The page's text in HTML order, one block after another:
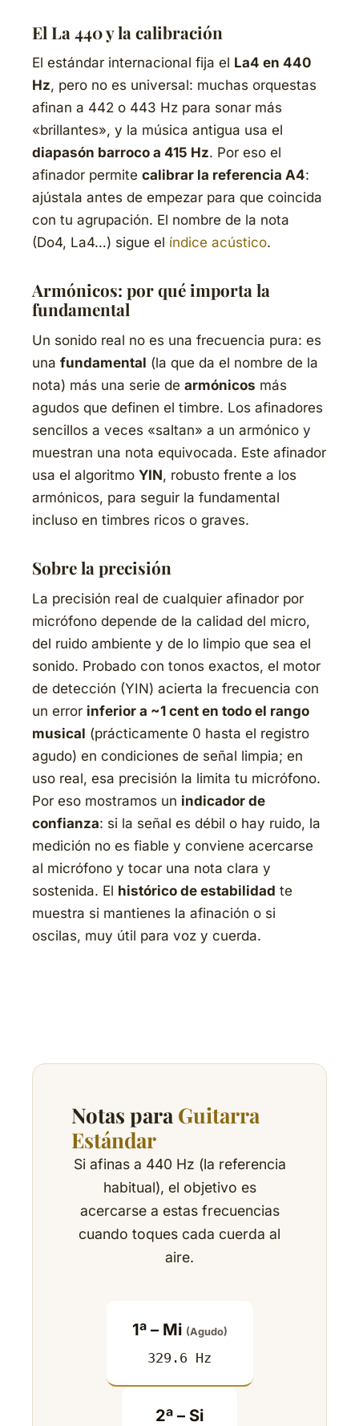
El La 440 y la calibración
El estándar internacional fija el La4 en 440
Hz, pero no es universal: muchas orquestas
afinan a 442 o 443 Hz para sonar más
«brillantes», y la música antigua usa el
diapasón barroco a 415 Hz. Por eso el
afinador permite calibrar la referencia A4:
ajústala antes de empezar para que coincida
con tu agrupación. El nombre de la nota
(Do4, La4…) sigue el índice acústico.
Armónicos: por qué importa la
fundamental
Un sonido real no es una frecuencia pura: es
una fundamental (la que da el nombre de la
nota) más una serie de armónicos más
agudos que definen el timbre. Los afinadores
sencillos a veces «saltan» a un armónico y
muestran una nota equivocada. Este afinador
usa el algoritmo YIN, robusto frente a los
armónicos, para seguir la fundamental
incluso en timbres ricos o graves.
Sobre la precisión
La precisión real de cualquier afinador por
micrófono depende de la calidad del micro,
del ruido ambiente y de lo limpio que sea el
sonido. Probado con tonos exactos, el motor
de detección (YIN) acierta la frecuencia con
un error inferior a ~1 cent en todo el rango
musical (prácticamente 0 hasta el registro
agudo) en condiciones de señal limpia; en
uso real, esa precisión la limita tu micrófono.
Por eso mostramos un indicador de
confianza: si la señal es débil o hay ruido, la
medición no es fiable y conviene acercarse
al micrófono y tocar una nota clara y
sostenida. El histórico de estabilidad te
muestra si mantienes la afinación o si
oscilas, muy útil para voz y cuerda.
Notas para Guitarra
Estándar
Si afinas a 440 Hz (la referencia
habitual), el objetivo es
acercarse a estas frecuencias
cuando toques cada cuerda al
aire.
1ª – Mi (Agudo)
329.6 Hz
2ª – Si